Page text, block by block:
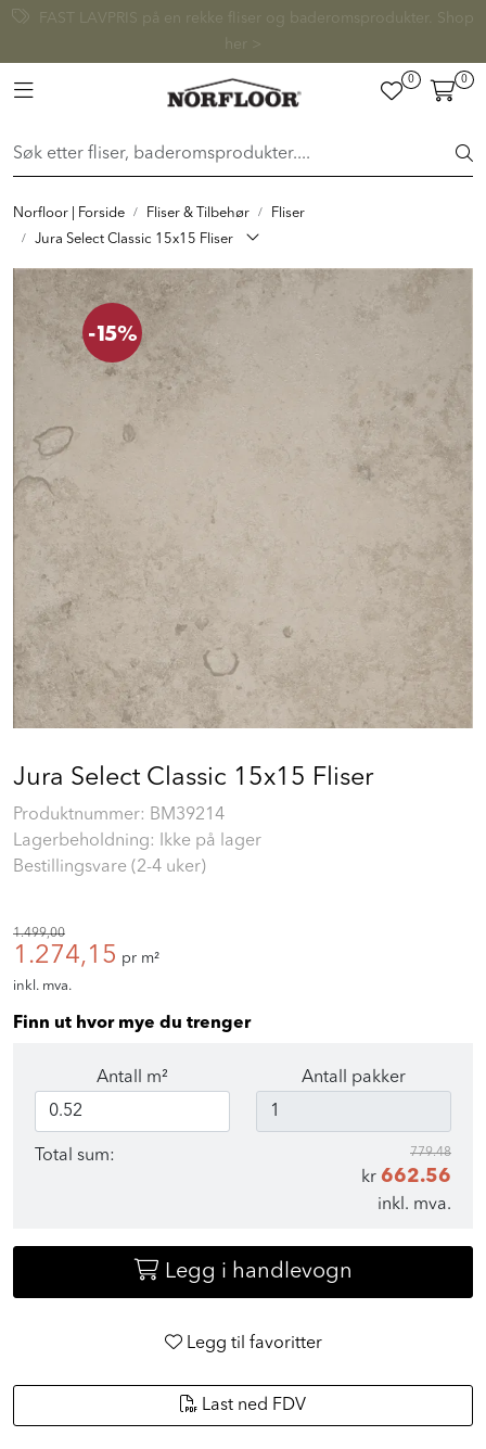
Skip to main content
FAST LAVPRIS på en rekke fliser og baderomsprodukter. Shop
her >
Toggle navigation
0 0
Norfloor | Forside Fliser & Tilbehør
Fliser
Jura Select Classic 15x15 Fliser
-15%
Jura Select Classic 15x15 Fliser
Produktnummer: BM39214
Lagerbeholdning: Ikke på lager
Bestillingsvare (2-4 uker)
1.499,00
1.274,15 pr m²
inkl. mva.
Finn ut hvor mye du trenger
Antall m² Antall pakker
Total sum: 779.48
kr 662.56
inkl. mva.
Legg i handlevogn
Legg til favoritter
Last ned FDV
FLISER & TILBEHØR
BADEROM
INTERIØR
INSPIRASJON
Lenker
Proff
Prosjekt
Still et spørsmål
Favoritter (0
Min side
Logg inn